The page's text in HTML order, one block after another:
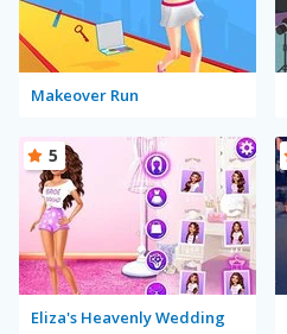
Makeover Run
Eliza's Heavenly Wedding
5